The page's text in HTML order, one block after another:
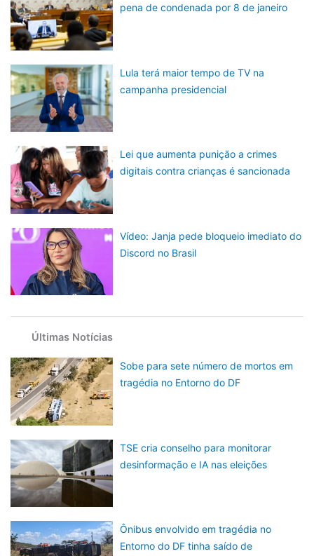
pena de condenada por 8 de janeiro
Lula terá maior tempo de TV na
campanha presidencial
Lei que aumenta punição a crimes
digitais contra crianças é sancionada
Vídeo: Janja pede bloqueio imediato do
Discord no Brasil
Últimas Notícias
Sobe para sete número de mortos em
tragédia no Entorno do DF
TSE cria conselho para monitorar
desinformação e IA nas eleições
Ônibus envolvido em tragédia no
Entorno do DF tinha saído de